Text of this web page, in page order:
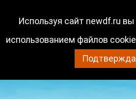
(423) 2 614-
Используя сайт newdf.ru
использованием файлов cookie